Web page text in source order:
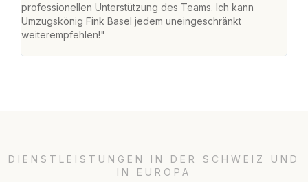
professionellen Unterstützung des Teams. Ich kann
Umzugskönig Fink Basel jedem uneingeschränkt
weiterempfehlen!"
DIENSTLEISTUNGEN IN DER SCHWEIZ UND
IN EUROPA